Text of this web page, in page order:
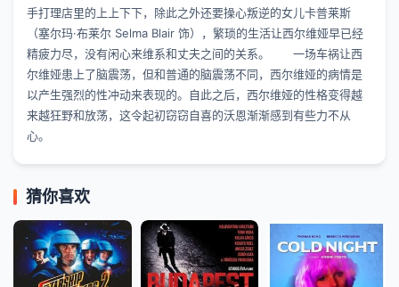
手打理店里的上上下下，除此之外还要操心叛逆的女儿卡普莱斯
（塞尔玛·布莱尔 Selma Blair 饰），繁琐的生活让西尔维娅早已经
精疲力尽，没有闲心来维系和丈夫之间的关系。 一场车祸让西
尔维娅患上了脑震荡，但和普通的脑震荡不同，西尔维娅的病情是
以产生强烈的性冲动来表现的。自此之后，西尔维娅的性格变得越
来越狂野和放荡，这令起初窃窃自喜的沃恩渐渐感到有些力不从
心。
猜你喜欢